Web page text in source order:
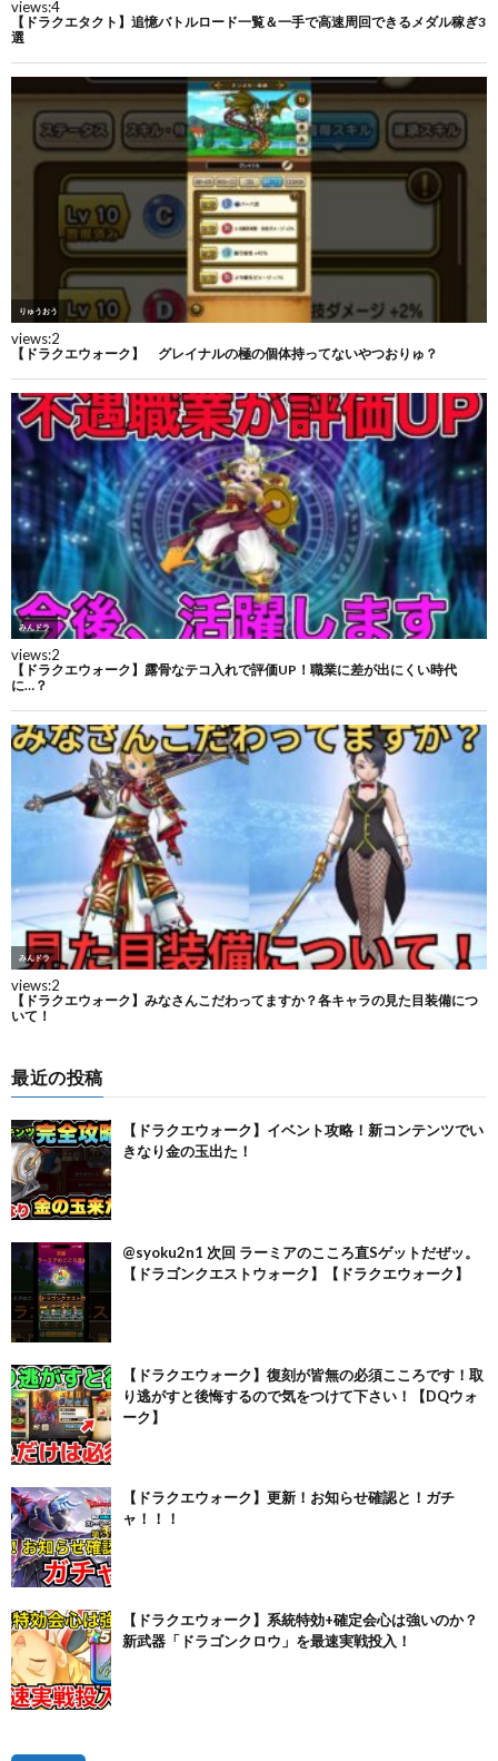
最近の投稿
【ドラクエウォーク】イベント攻略！新コンテンツでい
きなり金の玉出た！
@syoku2n1 次回 ラーミアのこころ直Sゲットだぜッ。
【ドラゴンクエストウォーク】【ドラクエウォーク】
【ドラクエウォーク】復刻が皆無の必須こころです！取
り逃がすと後悔するので気をつけて下さい！【DQウォ
ーク】
【ドラクエウォーク】更新！お知らせ確認と！ガチ
ャ！！！
【ドラクエウォーク】系統特効+確定会心は強いのか？
新武器「ドラゴンクロウ」を最速実戦投入！